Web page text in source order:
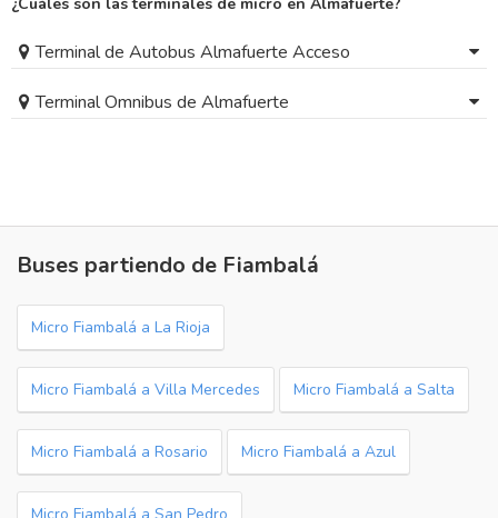
Terminal de Autobus Almafuerte Acceso
Terminal Omnibus de Almafuerte
Buses partiendo de Fiambalá
Micro Fiambalá a La Rioja
Micro Fiambalá a Villa Mercedes Micro Fiambalá a Salta
Micro Fiambalá a Rosario Micro Fiambalá a Azul